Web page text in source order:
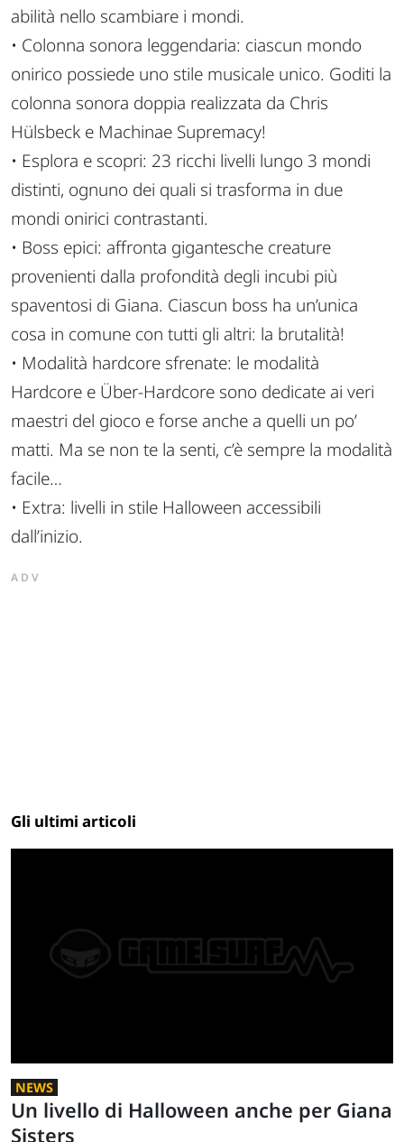
abilità nello scambiare i mondi.
• Colonna sonora leggendaria: ciascun mondo
onirico possiede uno stile musicale unico. Goditi la
colonna sonora doppia realizzata da Chris
Hülsbeck e Machinae Supremacy!
• Esplora e scopri: 23 ricchi livelli lungo 3 mondi
distinti, ognuno dei quali si trasforma in due
mondi onirici contrastanti.
• Boss epici: affronta gigantesche creature
provenienti dalla profondità degli incubi più
spaventosi di Giana. Ciascun boss ha un’unica
cosa in comune con tutti gli altri: la brutalità!
• Modalità hardcore sfrenate: le modalità
Hardcore e Über-Hardcore sono dedicate ai veri
maestri del gioco e forse anche a quelli un po’
matti. Ma se non te la senti, c’è sempre la modalità
facile…
• Extra: livelli in stile Halloween accessibili
dall’inizio.
ADV
Gli ultimi articoli
NEWS
Un livello di Halloween anche per Giana
Sisters